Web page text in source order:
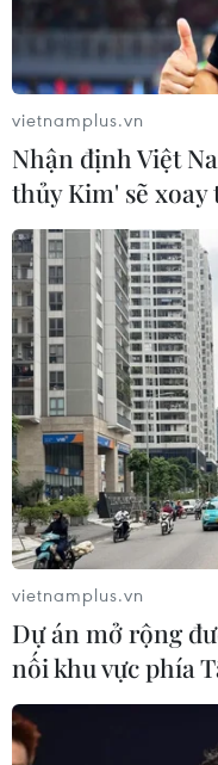
vietnamplus.vn
Nhận định Việt
thủy Kim' sẽ
vietnamplus.vn
Dự án mở rộng
nối khu vực phía